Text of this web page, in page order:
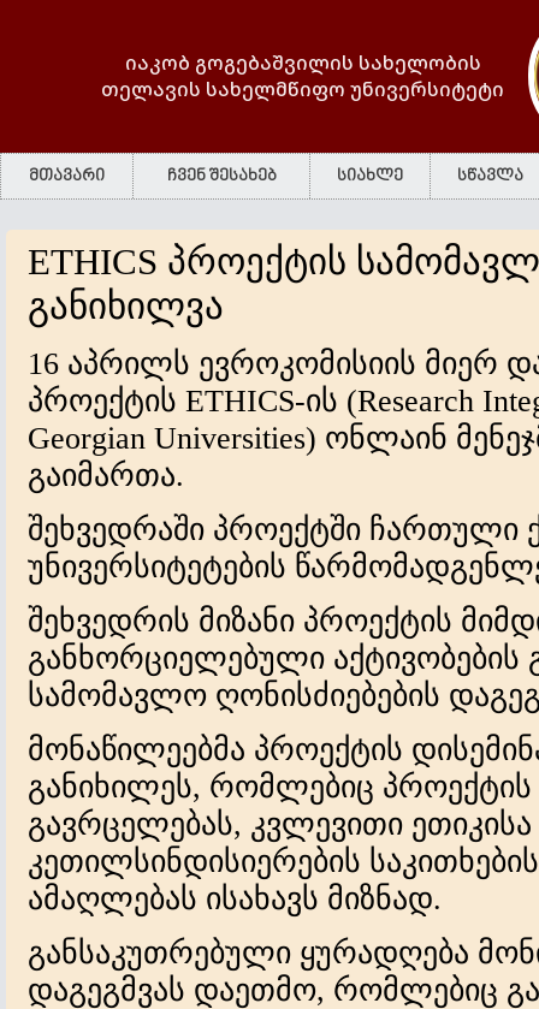
იაკობ გოგებაშვილის სახელობის
თელავის სახელმწიფო უნივერსიტეტი
მთავარი ჩვენ შესახებ სიახლე სწავლა
ETHICS პროექტის
განიხილვა
16 აპრილს ევროკომისიის მიერ
პროექტის ETHICS-ის (Research
Georgian Universities) ონლაინ
გაიმართა.
შეხვედრაში პროექტში
უნივერსიტეტების
შეხვედრის მიზანი პროექტის
განხორციელებული აქტივობების
სამომავლო ღონისძიებების
მონაწილეებმა პროექტის
განიხილეს, რომლებიც
გავრცელებას, კვლევითი
კეთილსინდისიერების
ამაღლებას ისახავს მიზნად.
განსაკუთრებული ყურადღება
დაგეგმვას დაეთმო, რომლებიც